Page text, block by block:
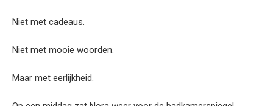
Niet met cadeaus.
Niet met mooie woorden.
Maar met eerlijkheid.